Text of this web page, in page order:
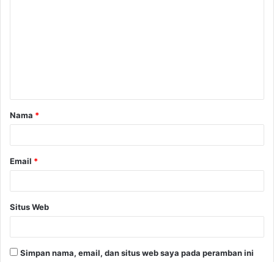
a
r
Nama *
Email *
Situs Web
Simpan nama, email, dan situs web saya pada peramban ini